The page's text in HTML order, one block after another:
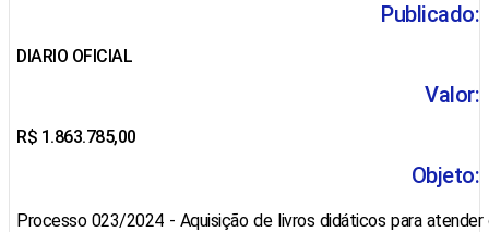
Publicado:
DIARIO OFICIAL
Valor:
R$ 1.863.785,00
Objeto:
Processo 023/2024 - Aquisição de livros didáticos para atender